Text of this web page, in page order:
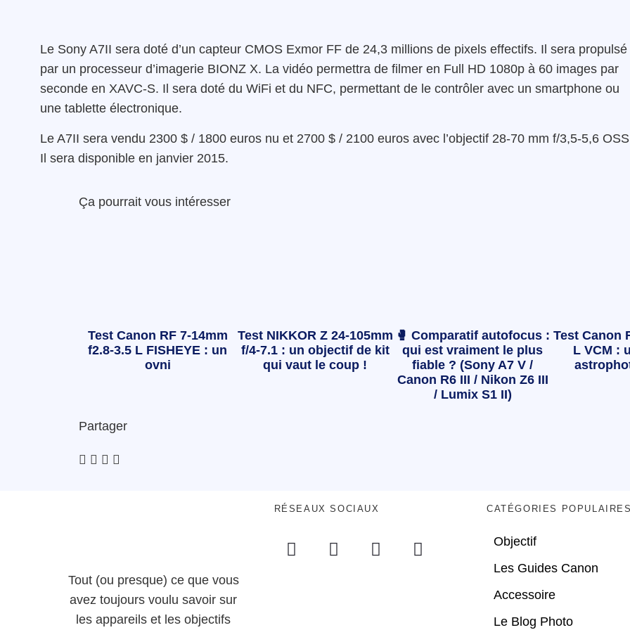
Le Sony A7II sera doté d’un capteur CMOS Exmor FF de 24,3 millions de pixels effectifs. Il sera propulsé
par un processeur d’imagerie BIONZ X. La vidéo permettra de filmer en Full HD 1080p à 60 images par
seconde en XAVC-S. Il sera doté du WiFi et du NFC, permettant de le contrôler avec un smartphone ou
une tablette électronique.
Le A7II sera vendu 2300 $ / 1800 euros nu et 2700 $ / 2100 euros avec l’objectif 28-70 mm f/3,5-5,6
Il sera disponible en janvier 2015.
Ça pourrait vous intéresser
Test Canon RF 7-14mm
f2.8-3.5 L FISHEYE : un
ovni
Test NIKKOR Z 24-105mm
f/4-7.1 : un objectif de kit
qui vaut le coup !
🥊 Comparatif autofocus :
qui est vraiment le plus
fiable ? (Sony A7 V /
Canon R6 III / Nikon Z6 III
/ Lumix S1 II)
Test Canon
L VCM :
Partager
Tout (ou presque) ce que vous
avez toujours voulu savoir sur
les appareils et les objectifs
RÉSEAUX SOCIAUX CATÉGORIES
Objectif
Les Guides Canon
Accessoire
Le Blog Photo